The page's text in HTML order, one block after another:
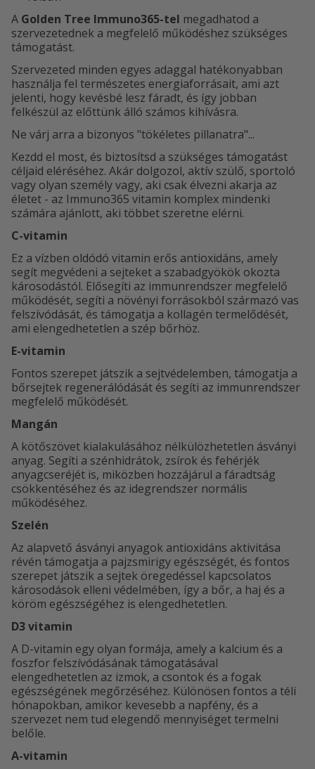
A Golden Tree Immuno365-tel megadhatod a
szervezetednek a megfelelő működéshez szükséges
támogatást.
Szervezeted minden egyes adaggal hatékonyabban
használja fel természetes energiaforrásait, ami azt
jelenti, hogy kevésbé lesz fáradt, és így jobban
felkészül az előttünk álló számos kihívásra.
Ne várj arra a bizonyos "tökéletes pillanatra"...
Kezdd el most, és biztosítsd a szükséges támogatást
céljaid eléréséhez. Akár dolgozol, aktív szülő, sportoló
vagy olyan személy vagy, aki csak élvezni akarja az
életet - az Immuno365 vitamin komplex mindenki
számára ajánlott, aki többet szeretne elérni.
C-vitamin
Ez a vízben oldódó vitamin erős antioxidáns, amely
segít megvédeni a sejteket a szabadgyökök okozta
károsodástól. Elősegíti az immunrendszer megfelelő
működését, segíti a növényi forrásokból származó vas
felszívódását, és támogatja a kollagén termelődését,
ami elengedhetetlen a szép bőrhöz.
E-vitamin
Fontos szerepet játszik a sejtvédelemben, támogatja a
bőrsejtek regenerálódását és segíti az immunrendszer
megfelelő működését.
Mangán
A kötőszövet kialakulásához nélkülözhetetlen ásványi
anyag. Segíti a szénhidrátok, zsírok és fehérjék
anyagcseréjét is, miközben hozzájárul a fáradtság
csökkentéséhez és az idegrendszer normális
működéséhez.
Szelén
Az alapvető ásványi anyagok antioxidáns aktivitása
révén támogatja a pajzsmirigy egészségét, és fontos
szerepet játszik a sejtek öregedéssel kapcsolatos
károsodások elleni védelmében, így a bőr, a haj és a
köröm egészségéhez is elengedhetetlen.
D3 vitamin
A D-vitamin egy olyan formája, amely a kalcium és a
foszfor felszívódásának támogatásával
elengedhetetlen az izmok, a csontok és a fogak
egészségének megőrzéséhez. Különösen fontos a téli
hónapokban, amikor kevesebb a napfény, és a
szervezet nem tud elegendő mennyiséget termelni
belőle.
A-vitamin